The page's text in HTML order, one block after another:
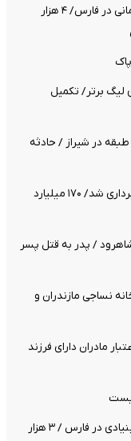
بهره‌برداری از سه طرح راهبردی آموزشی و درمانی در فارس/ ۴ هزار
لیگ برتر/ تکمیل
در شیراز / حادثه
پل راه‌آهن هشتگرد پس از ۹ سال آماده بهره‌برداری شد/ ۱۷۰ میلیارد
/ پدر به قتل پسر
نساجی مازندران و
مادران دارای فرزند
آغاز درمان یک بیماری مادرزادی با سلول‌های بنیادی در فارس / ۳ هزار